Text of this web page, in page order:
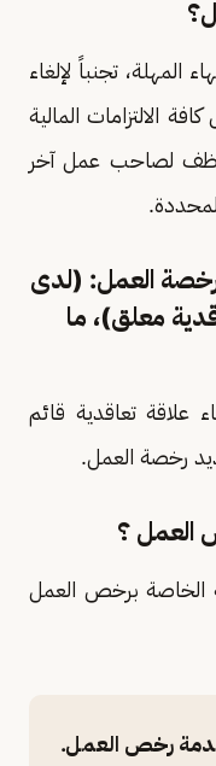
تجنباً لإلغاء
الالتزامات المالية
لصاحب عمل آخر
العمل: (لدى
معلق)، ما
علاقة تعاقدية قائم
رخصة العمل.
العمل ؟
الخاصة برخص العمل
رخص العمل.